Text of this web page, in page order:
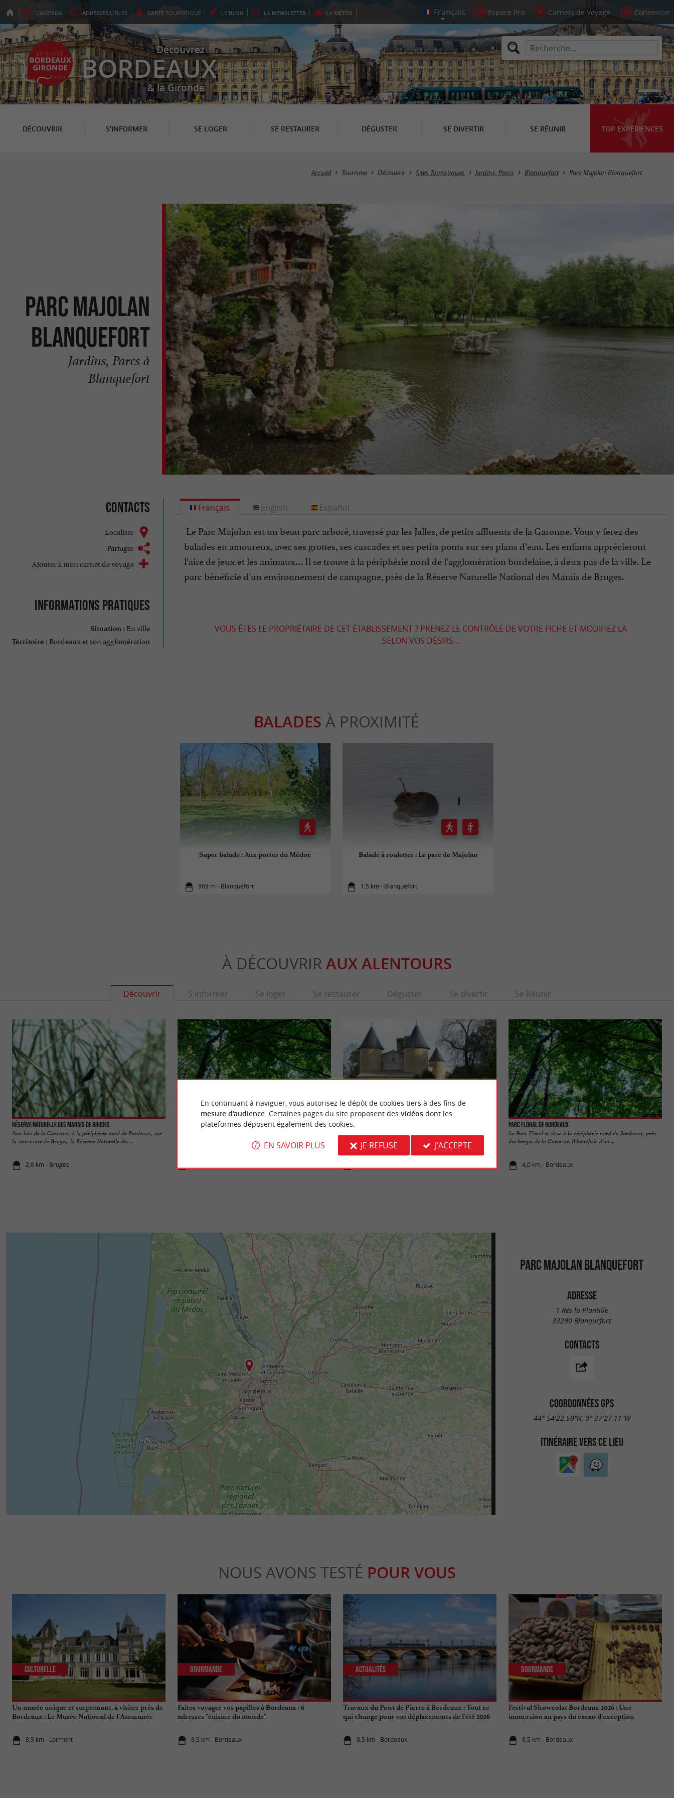
L'AGENDA ADRESSES UTILES CARTE TOURISTIQUE LE BLOG LA NEWSLETTER LA MÉTÉO Espace Pro Carnets de Voyage Connexion
Découvrez
BORDEAUX
& la Gironde
DÉCOUVRIR S'INFORMER SE LOGER SE RESTAURER DÉGUSTER SE DIVERTIR SE RÉUNIR TOP EXPÉRIENCES
Accueil Tourisme Découvrir Sites Touristiques Jardins, Parcs Blanquefort Parc Majolan Blanquefort
Parc Majolan
Blanquefort
Jardins, Parcs à
Blanquefort
Contacts
Localiser
Partager
Ajouter à mon carnet de voyage
Informations pratiques
Situation : En ville
Territoire : Bordeaux et son agglomération
Français
Le Parc Majolan est un beau parc arboré, traversé par les Jalles, de petits affluents de la Garonne. Vous y ferez des
balades en amoureux, avec ses grottes, ses cascades et ses petits ponts sur ses plans d’eau. Les enfants apprécieront
l’aire de jeux et les animaux… Il se trouve à la périphérie nord de l’agglomération bordelaise, à deux pas de la ville. Le
parc bénéficie d’un environnement de campagne, près de la Réserve Naturelle National des Marais de Bruges.
VOUS ÊTES LE PROPRIÉTAIRE DE CET ÉTABLISSEMENT ? PRENEZ LE CONTRÔLE DE VOTRE FICHE ET MODIFIEZ LA
SELON VOS DÉSIRS...
English Español
BALADES À PROXIMITÉ
Super balade : Aux portes du Médoc
969 m - Blanquefort
Balade à roulettes : Le parc de Majolan
1,5 km - Blanquefort
À DÉCOUVRIR AUX ALENTOURS
Découvrir S'informer Se loger Se restaurer Déguster Se divertir Se Réunir
Réserve naturelle des Marais de Bruges
Non loin de la Garonne, à la périphérie nord de Bordeaux, sur
la commune de Bruges, la Réserve Naturelle des ...
2,8 km - Bruges
Parc du Vivier
Mérignac. Vous pourrez vous y détendre au bord de ...
Centre d'art contemporain - Château Lescombes
Situé sur la commune d’Eysine, au nord de l’agglomération
bordelaise, le Centre d’art contemporain occupe le ...
Parc floral de Bordeaux
Le Parc Floral se situe à la périphérie nord de Bordeaux, près
des berges de la Garonne. Il bénéficie d’un ...
4,0 km - Bordeaux
PARC MAJOLAN BLANQUEFORT
ADRESSE
1 Rés la Plantille
33290 Blanquefort
CONTACTS
COORDONNÉES GPS
44° 54'22.59"N, 0° 37'27.11"W
ITINÉRAIRE VERS CE LIEU
NOUS AVONS TESTÉ POUR VOUS
Un musée unique et surprenant, à visiter près de
Bordeaux : Le Musée National de l’Assurance
8,5 km - Lormont
Culturelle
Faites voyager vos papilles à Bordeaux : 6
adresses "cuisine du monde"
8,5 km - Bordeaux
Gourmande
Travaux du Pont de Pierre à Bordeaux : Tout ce
qui change pour vos déplacements de l'été 2026
8,5 km - Bordeaux
Actualités
Festival Showcolat Bordeaux 2026 : Une
immersion au pays du cacao d’exception
8,5 km - Bordeaux
Gourmande
En continuant à naviguer, vous autorisez le dépôt de cookies tiers à des fins de
mesure d'audience. Certaines pages du site proposent des vidéosdont les
plateformes déposent également des cookies.
EN SAVOIR PLUS JE REFUSE J'ACCEPTE